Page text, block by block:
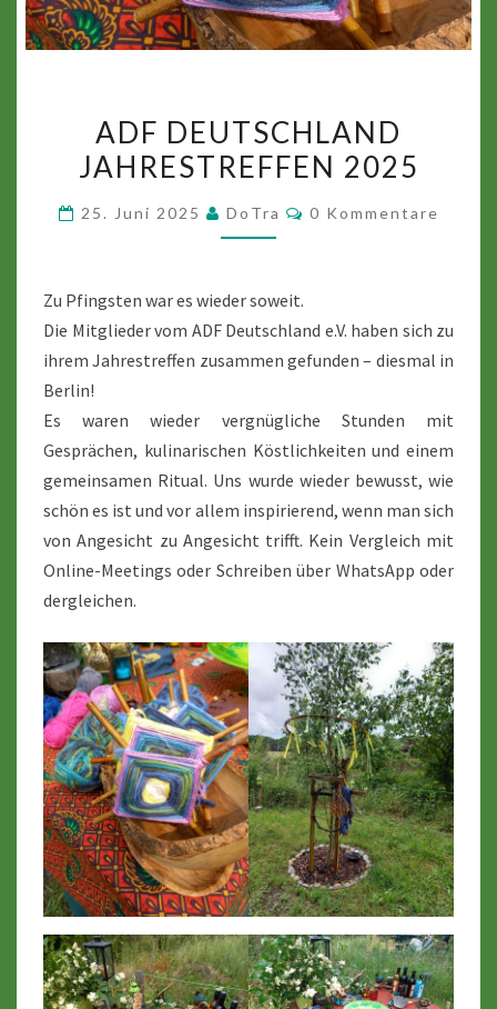
DEUTSCHLAND
JAHRESTREFFEN
ADF DEUTSCHLAND
JAHRESTREFFEN 2025
25. Juni 2025 DoTra Kommentare
0 Kommentare
Zu Pfingsten war es wieder soweit.
Die Mitglieder vom ADF Deutschland e.V. haben sich zu
ihrem Jahrestreffen zusammen gefunden – diesmal in
Berlin!
Es waren wieder vergnügliche Stunden mit
Gesprächen, kulinarischen Köstlichkeiten und einem
gemeinsamen Ritual. Uns wurde wieder bewusst, wie
schön es ist und vor allem inspirierend, wenn man sich
von Angesicht zu Angesicht trifft. Kein Vergleich mit
Online-Meetings oder Schreiben über WhatsApp oder
dergleichen.